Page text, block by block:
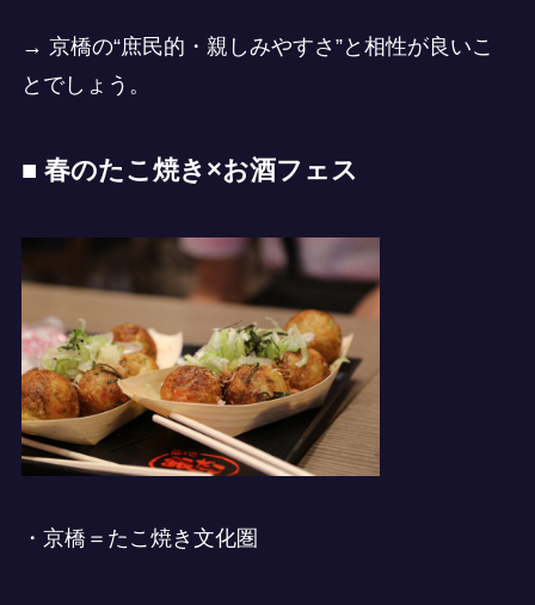
→ 京橋の“庶民的・親しみやすさ”と相性が良いこ
とでしょう。
■ 春のたこ焼き×お酒フェス
・京橋＝たこ焼き文化圏